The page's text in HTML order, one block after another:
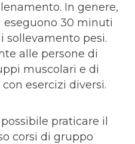
In genere,
eseguono 30 minuti
sollevamento pesi.
alle persone di
muscolari e di
esercizi diversi.
praticare il
corsi di gruppo